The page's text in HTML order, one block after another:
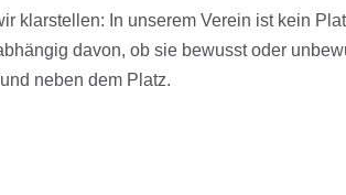
klarstellen: In unserem Verein ist kein
davon, ob sie bewusst oder
neben dem Platz.